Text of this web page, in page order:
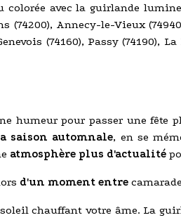
avec la guirlande
Annecy-le-Vieux
(74160), Passy (74190),
humeur pour passer une fête
saison automnale, en se
atmosphère plus d'actualité
d'un moment entre
chauffant votre âme. La